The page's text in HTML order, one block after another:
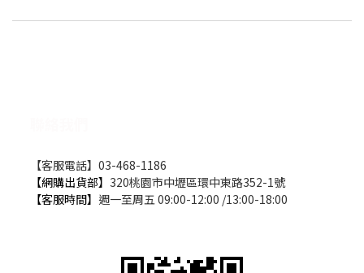
【客服電話】03-468-1186
【網購出貨部】 320桃園市中壢區環中東路352-1號
【客服時間】 週一至周五 09:00-12:00 /13:00-18:00